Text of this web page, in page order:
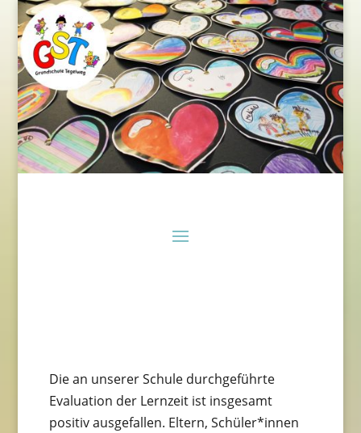
Die an unserer Schule durchgeführte
Evaluation der Lernzeit ist insgesamt
positiv ausgefallen. Eltern, Schüler*innen